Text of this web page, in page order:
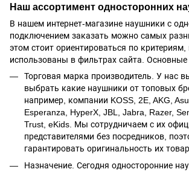
Наш ассортимент односторонних
В нашем интернет-магазине наушники с
подключением заказать можно самых
этом стоит ориентироваться по
использованы в фильтрах сайта. Основные
Торговая марка производитель. У нас
выбрать какие наушники от топовых
например, компании KOSS, 2E, AKG,
Esperanza, HyperX, JBL, Jabra, Razer,
Trust, eKids. Мы сотрудничаем с их
представителями без посредников,
гарантировать оригинальность их
Назначение. Сегодня односторонние